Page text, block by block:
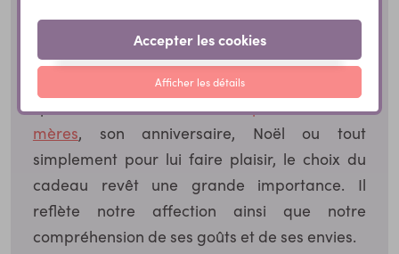
Offrir uncadeau à sa mamanest une tradition
qui permet de lui montrer à quel point elle est
spéciale et aimée. Que ce soitpour la fête des
mères, son anniversaire, Noël ou tout
simplement pour lui faire plaisir, le choix du
cadeau revêt une grande importance. Il
reflète notre affection ainsi que notre
compréhension de ses goûts et de ses envies.
Accepter les cookies
Afficher les détails